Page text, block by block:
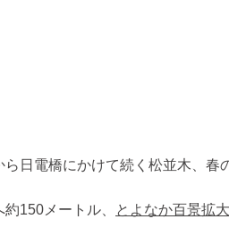
日電橋にかけて続く松並木、春
150メートル、 とよなか百景拡